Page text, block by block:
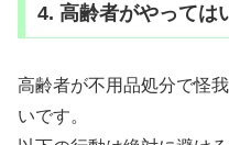
4. 高齢者がやっては
高齢者が不用品処分で怪
いです。